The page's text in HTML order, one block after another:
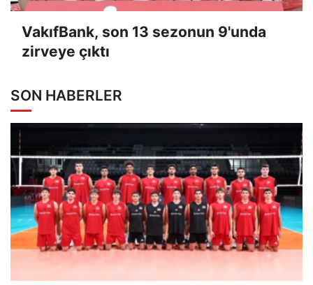
VakıfBank, son 13 sezonun 9'unda
zirveye çıktı
SON HABERLER